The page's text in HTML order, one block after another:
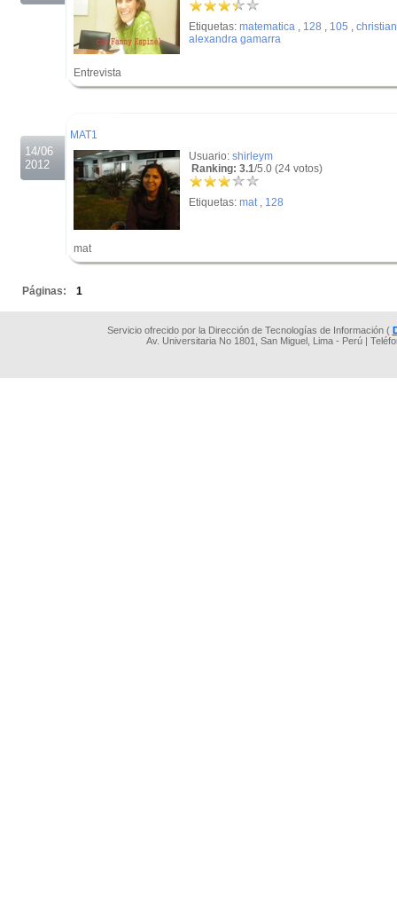
Etiquetas: matematica , 128 , 105 ,
alexandra gamarra
Entrevista
14/06
2012
MAT1
Usuario: shirleym
Ranking: 3.1/5.0 (24 votos)
Etiquetas: mat, 128
mat
Páginas: 1
Servicio ofrecido por la Dirección de Tecnologías de Información (
Av. Universitaria No 1801, San Miguel, Lima - Perú |